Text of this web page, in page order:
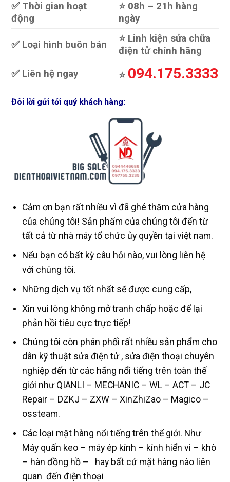
✅ Thời gian hoạt
động
⭐️ 08h – 21h hàng
ngày
✅ Loại hình buôn bán
⭐️ Linh kiện sửa chữa
điện tử chính hãng
✅ Liên hệ ngay
⭐️ 094.175.3333
Đôi lời gửi tới quý khách hàng:
Cảm ơn bạn rất nhiều vì đã ghé thăm cửa hàng
của chúng tôi! Sản phẩm của chúng tôi đến từ
tất cả từ nhà máy tổ chức ủy quyền tại việt nam.
Nếu bạn có bất kỳ câu hỏi nào, vui lòng liên hệ
với chúng tôi.
Những dịch vụ tốt nhất sẽ được cung cấp,
Xin vui lòng không mở tranh chấp hoặc để lại
phản hồi tiêu cực trực tiếp!
Chúng tôi còn phân phối rất nhiều sản phẩm cho
dân kỹ thuật sửa điện tử , sửa điện thoại chuyên
nghiệp đến từ các hãng nổi tiếng trên toàn thế
giới như QIANLI – MECHANIC – WL – ACT – JC
Repair – DZKJ – ZXW – XinZhiZao – Magico –
ossteam.
Các loại mặt hàng nổi tiếng trên thế giới. Như
Máy quấn keo – máy ép kính – kính hiển vi – khò
– hàn đồng hồ – hay bất cứ mặt hàng nào liên
quan đến điện thoại